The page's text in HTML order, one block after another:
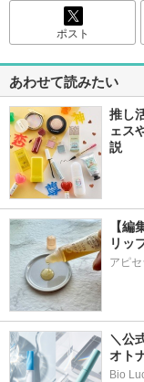
ポスト
あわせて読みたい
推し
ェス
説
【
リッ
アピ
＼公
オト
Bio